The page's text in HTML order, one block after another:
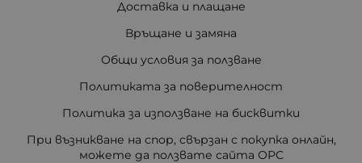
Доставка и плащане
Връщане и замяна
Общи условия за ползване
Политиката за поверителност
Политика за използване на бисквитки
При възникване на спор, свързан с покупка онлайн,
можете да ползвате сайта ОРС